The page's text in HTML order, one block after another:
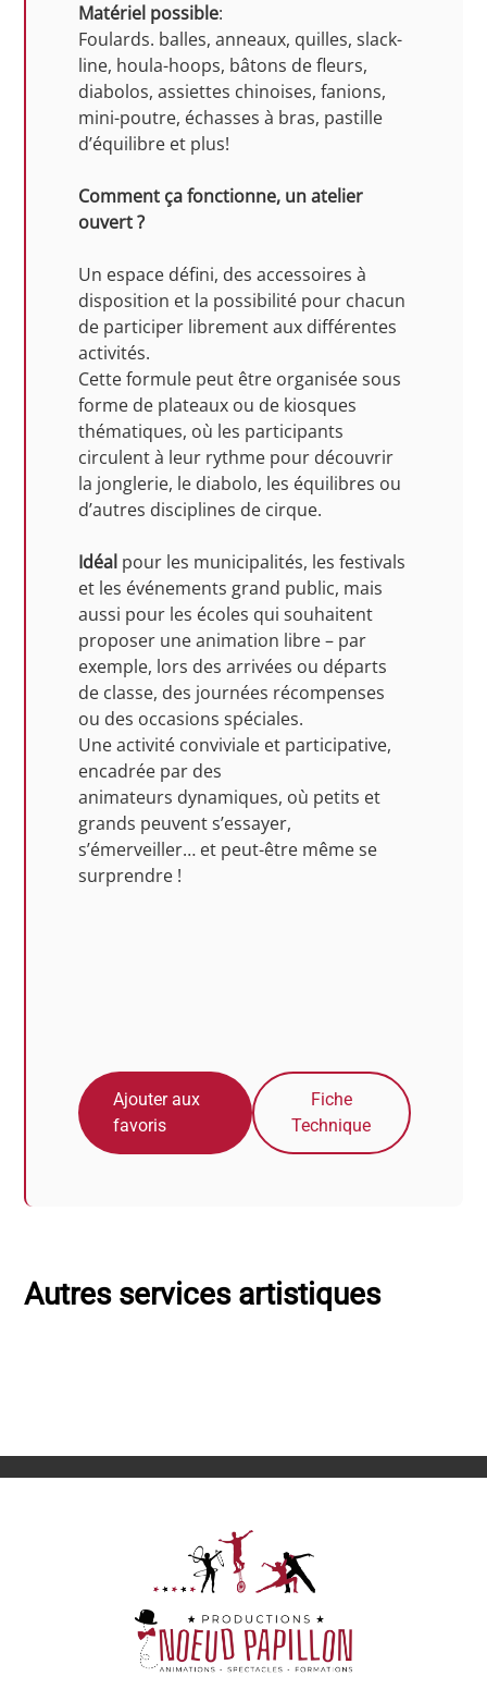
Matériel possible:
Foulards. balles, anneaux, quilles, slack-
line, houla-hoops, bâtons de fleurs,
diabolos, assiettes chinoises, fanions,
mini-poutre, échasses à bras, pastille
d’équilibre et plus!
Comment ça fonctionne, un atelier
ouvert ?
Un espace défini, des accessoires à
disposition et la possibilité pour chacun
de participer librement aux différentes
activités.
Cette formule peut être organisée sous
forme de plateaux ou de kiosques
thématiques, où les participants
circulent à leur rythme pour découvrir
la jonglerie, le diabolo, les équilibres ou
d’autres disciplines de cirque.
Idéal pour les municipalités, les festivals
et les événements grand public, mais
aussi pour les écoles qui souhaitent
proposer une animation libre – par
exemple, lors des arrivées ou départs
de classe, des journées récompenses
ou des occasions spéciales.
Une activité conviviale et participative,
encadrée par des
animateurs dynamiques, où petits et
grands peuvent s’essayer,
s’émerveiller… et peut-être même se
surprendre !
Ajouter aux
favoris
Fiche
Technique
Autres services artistiques